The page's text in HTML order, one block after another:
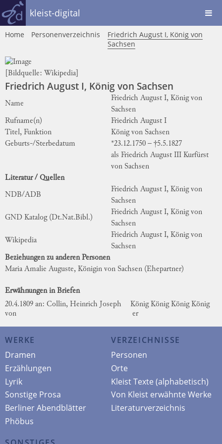
kleist-digital
Home Personenverzeichnis
Friedrich August I, König von
Sachsen
[Bildquelle: Wikipedia
Friedrich August I, König von Sachsen
Name
Friedrich August I, König von
Sachsen
Rufname(n)
Friedrich August I
Titel, Funktion
König von Sachsen
Geburts-/Sterbedatum
*23.12.1750 – †5.5.1827
als Friedrich August III Kurfürst
von Sachsen
Literatur / Quellen
NDB/ADB
Friedrich August I, König von
Sachsen
GND Katalog (Dt.Nat.Bibl.)
Friedrich August I, König von
Sachsen
Wikipedia
Friedrich August I, König von
Sachsen
Beziehungen zu anderen Personen
Maria Amalie Auguste, Königin von Sachsen (Ehepartner)
Erwähnungen in Briefen
20.4.1809 an: Collin, Heinrich Joseph
von
König König König König
er
WERKE
Dramen
Erzählungen
Lyrik
Sonstige Prosa
Berliner Abendblätter
Phöbus
VERZEICHNISSE
Personen
Orte
Kleist Texte (alphabetisch)
Von Kleist erwähnte Werke
Literaturverzeichnis